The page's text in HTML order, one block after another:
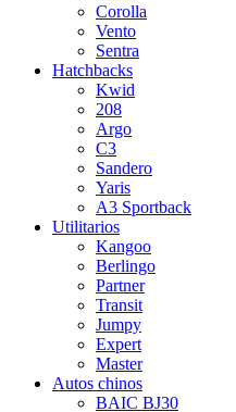
Corolla
Vento
Sentra
Hatchbacks
Kwid
208
Argo
C3
Sandero
Yaris
A3 Sportback
Utilitarios
Kangoo
Berlingo
Partner
Transit
Jumpy
Expert
Master
Autos chinos
BAIC BJ30